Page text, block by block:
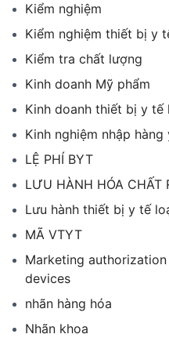
Kiểm nghiệm
Kiểm nghiệm thiết bị y
Kiểm tra chất lượng
Kinh doanh Mỹ phẩm
Kinh doanh thiết bị y tế
Kinh nghiệm nhập hàng
LỆ PHÍ BYT
LƯU HÀNH HÓA CHẤT
Lưu hành thiết bị y tế
MÃ VTYT
Marketing
devices
nhãn hàng hóa
Nhãn khoa